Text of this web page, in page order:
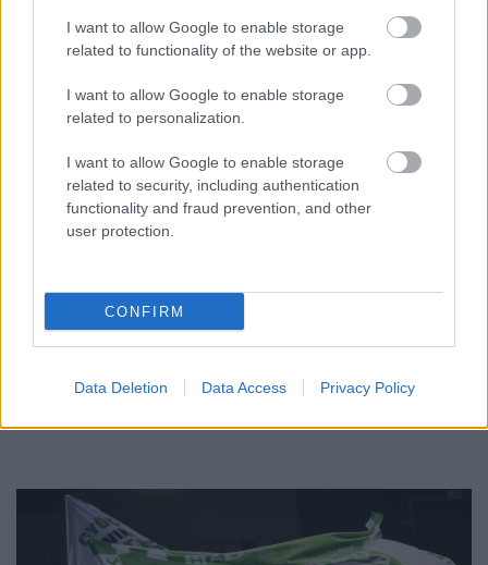
I want to allow Google to enable storage
related to functionality of the website or app.
I want to allow Google to enable storage
related to personalization.
I want to allow Google to enable storage
related to security, including authentication
functionality and fraud prevention, and other
user protection.
CONFIRM
Data Deletion Data Access Privacy Policy
GYŐRBEN
Középpontban a hagyományőrzés, de lesz Pogány Induló és
Szólj hozzá!